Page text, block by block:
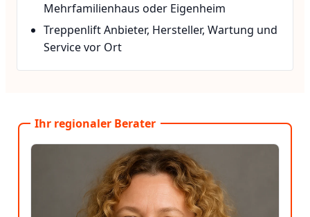
Mehrfamilienhaus oder Eigenheim
Treppenlift Anbieter, Hersteller, Wartung und
Service vor Ort
Ihr regionaler Berater